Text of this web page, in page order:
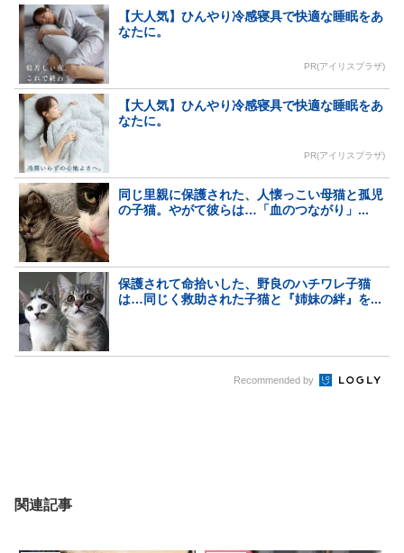
【大人気】ひんやり冷感寝具で快適な睡眠をあ
なたに。
PR(アイリスプラザ)
【大人気】ひんやり冷感寝具で快適な睡眠をあ
なたに。
PR(アイリスプラザ)
同じ里親に保護された、人懐っこい母猫と孤児
の子猫。やがて彼らは…「血のつながり」...
保護されて命拾いした、野良のハチワレ子猫
は…同じく救助された子猫と『姉妹の絆』を...
Recommended by
関連記事